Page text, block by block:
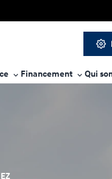
Financement Qui